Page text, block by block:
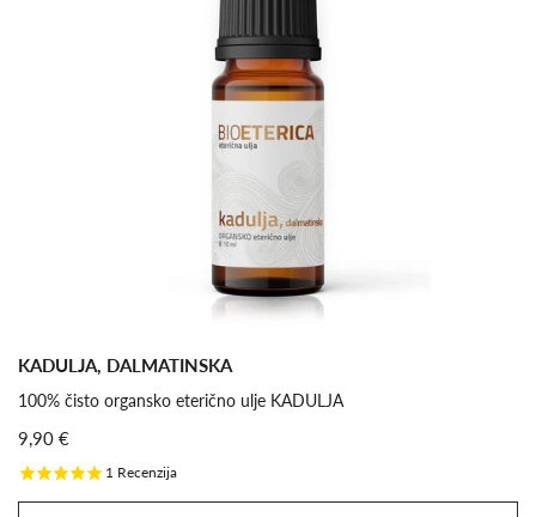
KADULJA, DALMATINSKA
100% čisto organsko eterično ulje KADULJA
9,90 €
1 Recenzija